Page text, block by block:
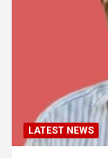
LATEST NEWS